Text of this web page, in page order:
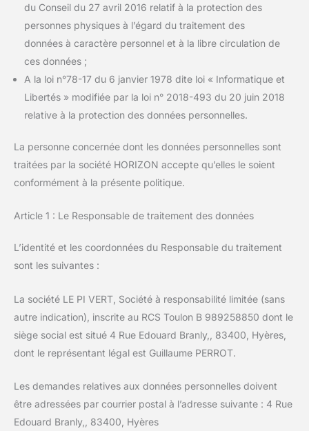
du Conseil du 27 avril 2016 relatif à la protection des
personnes physiques à l’égard du traitement des
données à caractère personnel et à la libre circulation de
ces données ;
A la loi n°78-17 du 6 janvier 1978 dite loi « Informatique et
Libertés » modifiée par la loi n° 2018-493 du 20 juin 2018
relative à la protection des données personnelles.
La personne concernée dont les données personnelles sont
traitées par la société HORIZON accepte qu’elles le soient
conformément à la présente politique.
Article 1 : Le Responsable de traitement des données
L’identité et les coordonnées du Responsable du traitement
sont les suivantes :
La société LE PI VERT, Société à responsabilité limitée (sans
autre indication), inscrite au RCS Toulon B 989258850 dont le
siège social est situé 4 Rue Edouard Branly,, 83400, Hyères,
dont le représentant légal est Guillaume PERROT.
Les demandes relatives aux données personnelles doivent
être adressées par courrier postal à l’adresse suivante : 4 Rue
Edouard Branly,, 83400, Hyères